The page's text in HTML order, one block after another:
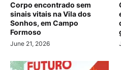
Corpo encontrado sem
sinais vitais na Vila dos
Sonhos, em Campo
Formoso
June 21, 2026